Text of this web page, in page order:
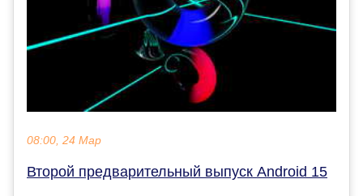
08:00, 24 Мар
Второй предварительный выпуск Android 15